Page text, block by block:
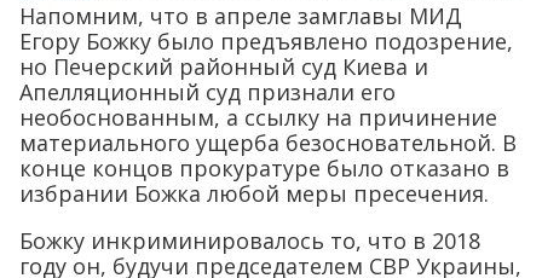
Напомним, что в апреле замглавы МИД
Егору Божку было предъявлено подозрение,
но Печерский районный суд Киева и
Апелляционный суд признали его
необоснованным, а ссылку на причинение
материального ущерба безосновательной. В
конце концов прокуратуре было отказано в
избрании Божка любой меры пресечения.
Божку инкриминировалось то, что в 2018
году он, будучи председателем СВР Украины,